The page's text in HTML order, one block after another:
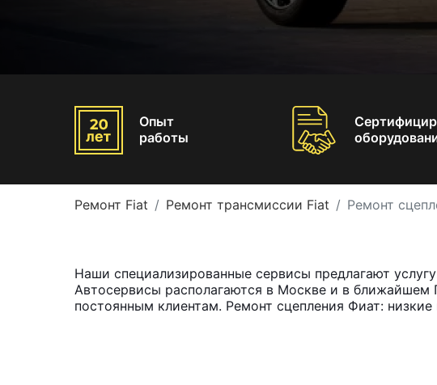
Опыт
работы
Ремонт Fiat Ремонт трансмиссии Fiat Ремонт
Наши специализированные сервисы предлагают
Автосервисы располагаются в Москве и в
постоянным клиентам. Ремонт сцепления Фиат: низкие